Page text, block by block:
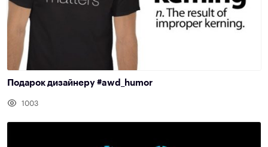
Подарок дизайнеру #awd_humor
1003